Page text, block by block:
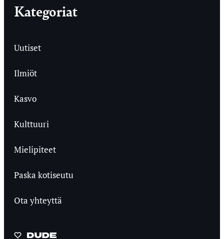
Kategoriat
Uutiset
Ilmiöt
Kasvo
Kulttuuri
Mielipiteet
Paska kotiseutu
Ota yhteyttä